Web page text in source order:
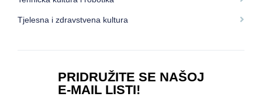
Tjelesna i zdravstvena kultura
PRIDRUŽITE SE NAŠOJ
E-MAIL LISTI!